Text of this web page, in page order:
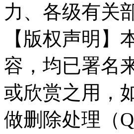
力、各级有关
【版权声明
容，均已署名
或欣赏之用，
做删除处理（